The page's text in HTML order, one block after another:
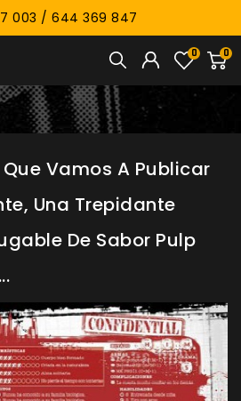
003 / 644 369 847
0
0
Que Vamos A Publicar
Una Trepidante
De Sabor Pulp